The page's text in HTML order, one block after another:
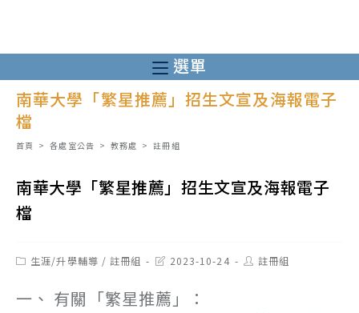
至
主
內
選單
南華大學「繁星推薦」招生文宣及海報電子
檔
首頁 > 各處室公告 > 教務處 > 註冊組
南華大學「繁星推薦」招生文宣及海報電子
檔
Post生涯/升學輔導 / 註冊組
Post2023-10-24
Post註冊組
一、 有關「繁星推薦」：